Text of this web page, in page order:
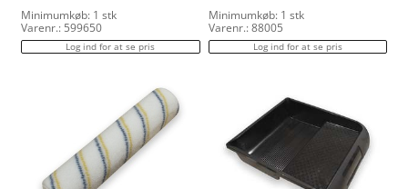
Minimumkøb: 1 stk
Varenr.: 599650
Log ind for at se pris
Minimumkøb: 1 stk
Varenr.: 88005
Log ind for at se pris